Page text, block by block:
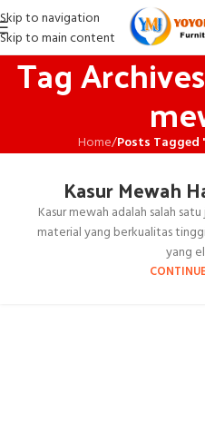
Skip to navigation
Skip to main content
Tag
Home/Posts Tagged
Kasur Mewah
Kasur mewah adalah salah
material yang berkualitas
yang